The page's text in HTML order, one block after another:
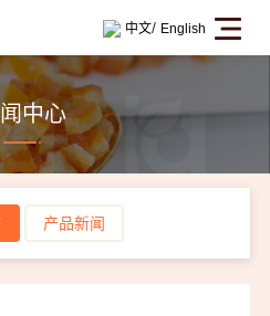
中文/ English
中心
产品新闻